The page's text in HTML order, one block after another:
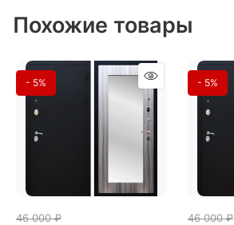
Похожие товары
- 5%
46 000 ₽
- 5%
46 000 ₽